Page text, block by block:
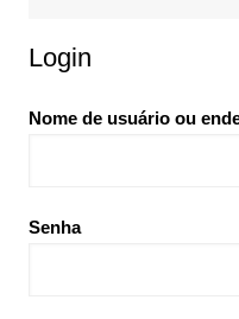
Login
Nome de usuário ou
Senha